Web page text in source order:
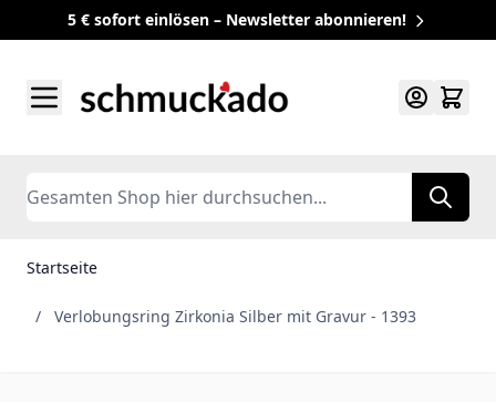
5 € sofort einlösen – Newsletter abonnieren!
Search
Startseite
/ Verlobungsring Zirkonia Silber mit Gravur - 1393